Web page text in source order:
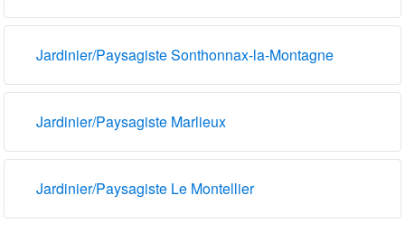
Jardinier/Paysagiste Sonthonnax-la-Montagne
Jardinier/Paysagiste Marlieux
Jardinier/Paysagiste Le Montellier